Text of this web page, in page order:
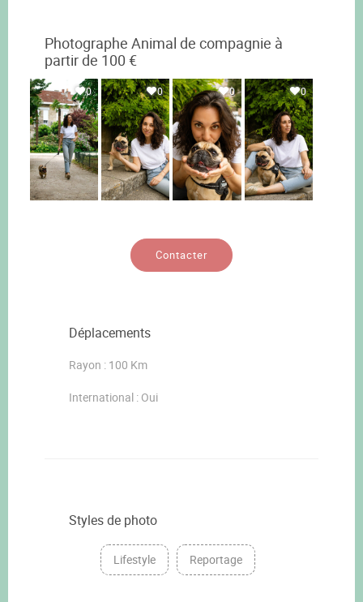
Photographe Animal de compagnie à
partir de 100 €
0 0 0 0
Contacter
Déplacements
Rayon : 100 Km
International : Oui
Styles de photo
Lifestyle Reportage